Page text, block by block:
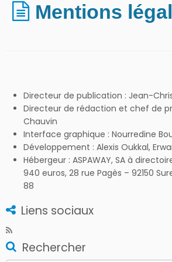
Mentions
Directeur de publication : Jean-
Directeur de rédaction et chef de
Chauvin
Interface graphique : Nourredine
Développement : Alexis Oukkal,
Hébergeur : ASPAWAY, SA à
940 euros, 28 rue Pagès – 92150
88
Liens sociaux
Rechercher